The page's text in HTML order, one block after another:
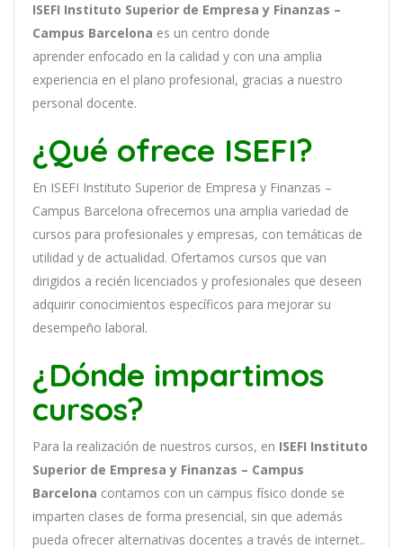
ISEFI Instituto Superior de Empresa y Finanzas –
Campus Barcelona es un centro donde
aprender enfocado en la calidad y con una amplia
experiencia en el plano profesional, gracias a nuestro
personal docente.
¿Qué ofrece ISEFI?
En ISEFI Instituto Superior de Empresa y Finanzas –
Campus Barcelona ofrecemos una amplia variedad de
cursos para profesionales y empresas, con temáticas de
utilidad y de actualidad. Ofertamos cursos que van
dirigidos a recién licenciados y profesionales que deseen
adquirir conocimientos específicos para mejorar su
desempeño laboral.
¿Dónde impartimos
cursos?
Para la realización de nuestros cursos, en ISEFI Instituto
Superior de Empresa y Finanzas – Campus
Barcelona contamos con un campus físico donde se
imparten clases de forma presencial, sin que además
pueda ofrecer alternativas docentes a través de internet..